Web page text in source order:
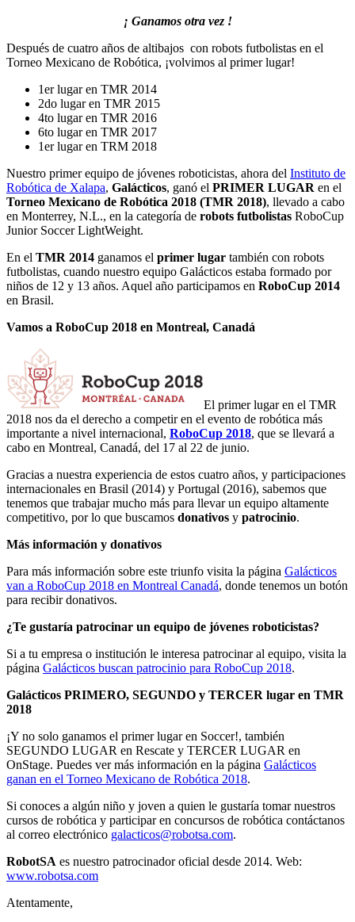
¡ Ganamos otra vez !
Después de cuatro años de altibajos con robots futbolistas en el
Torneo Mexicano de Robótica, ¡volvimos al primer lugar!
1er lugar en TMR 2014
2do lugar en TMR 2015
4to lugar en TMR 2016
6to lugar en TMR 2017
1er lugar en TRM 2018
Nuestro primer equipo de jóvenes roboticistas, ahora del Instituto de
Robótica de Xalapa, Galácticos, ganó el PRIMER LUGAR en el
Torneo Mexicano de Robótica 2018 (TMR 2018), llevado a cabo
en Monterrey, N.L., en la categoría de robots futbolistas RoboCup
Junior Soccer LightWeight.
En el TMR 2014 ganamos el primer lugar también con robots
futbolistas, cuando nuestro equipo Galácticos estaba formado por
niños de 12 y 13 años. Aquel año participamos en RoboCup 2014
en Brasil.
Vamos a RoboCup 2018 en Montreal, Canadá
El primer lugar en el TMR
2018 nos da el derecho a competir en el evento de robótica más
importante a nivel internacional, RoboCup 2018, que se llevará a
cabo en Montreal, Canadá, del 17 al 22 de junio.
Gracias a nuestra experiencia de estos cuatro años, y participaciones
internacionales en Brasil (2014) y Portugal (2016), sabemos que
tenemos que trabajar mucho más para llevar un equipo altamente
competitivo, por lo que buscamos donativos y patrocinio.
Más información y donativos
Para más información sobre este triunfo visita la página Galácticos
van a RoboCup 2018 en Montreal Canadá, donde tenemos un botón
para recibir donativos.
¿Te gustaría patrocinar un equipo de jóvenes roboticistas?
Si a tu empresa o institución le interesa patrocinar al equipo, visita la
página Galácticos buscan patrocinio para RoboCup 2018.
Galácticos PRIMERO, SEGUNDO y TERCER lugar en TMR
2018
¡Y no solo ganamos el primer lugar en Soccer!, también
SEGUNDO LUGAR en Rescate y TERCER LUGAR en
OnStage. Puedes ver más información en la página Galácticos
ganan en el Torneo Mexicano de Robótica 2018.
Si conoces a algún niño y joven a quien le gustaría tomar nuestros
cursos de robótica y participar en concursos de robótica contáctanos
al correo electrónico galacticos@robotsa.com.
RobotSA es nuestro patrocinador oficial desde 2014. Web:
www.robotsa.com
Atentamente,